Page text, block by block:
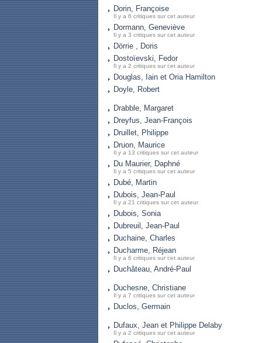
Dorin, Françoise
Il y a 6 critiques sur cet auteur
Dormann, Geneviève
Il y a 3 critiques sur cet auteur
Dörrie , Doris
Dostoïevski, Fedor
Il y a 2 critiques sur cet auteur
Douglas, Iain et Oria Hamilton
Doyle, Robert
Drabble, Margaret
Dreyfus, Jean-François
Druillet, Philippe
Druon, Maurice
Il y a 13 critiques sur cet auteur
Du Maurier, Daphné
Il y a 5 critiques sur cet auteur
Dubé, Martin
Dubois, Jean-Paul
Il y a 21 critiques sur cet auteur
Dubois, Sonia
Dubreuil, Jean-Paul
Duchaine, Charles
Ducharme, Réjean
Il y a 6 critiques sur cet auteur
Duchâteau, André-Paul
Duchesne, Christiane
Il y a 7 critiques sur cet auteur
Duclos, Germain
Dufaux, Jean et Philippe Delaby
Il y a 2 critiques sur cet auteur